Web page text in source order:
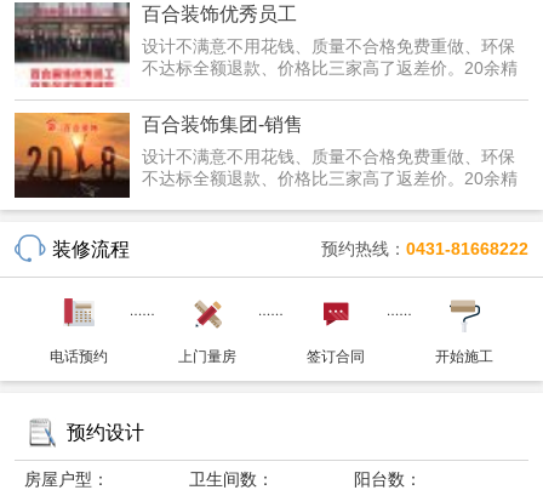
百合装饰优秀员工
设计不满意不用花钱、质量不合格免费重做、环保
不达标全额退款、价格比三家高了返差价。20余精
百合装饰集团-销售
设计不满意不用花钱、质量不合格免费重做、环保
不达标全额退款、价格比三家高了返差价。20余精
装修流程 预约热线： 0431-81668222
电话预约 上门量房 签订合同 开始施工
预约设计
房屋户型： 卫生间数： 阳台数：